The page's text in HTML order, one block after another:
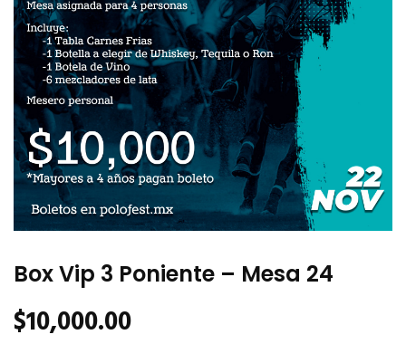
Box Vip 3 Poniente – Mesa 24
$10,000.00